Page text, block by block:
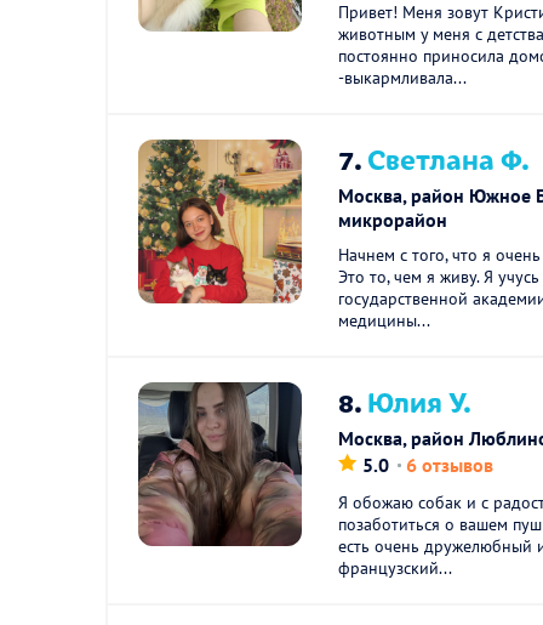
Привет! Меня зовут
животным у меня с
постоянно приносила
-выкармливала...
7.Светлана Ф.
Москва, район Южное
микрорайон
Начнем с того, что я
Это то, чем я живу. Я
государственной
медицины...
8.Юлия У.
Москва, район
5.0
6 отзывов
Я обожаю собак и с
позаботиться о вашем
есть очень дружелюбный
французский...